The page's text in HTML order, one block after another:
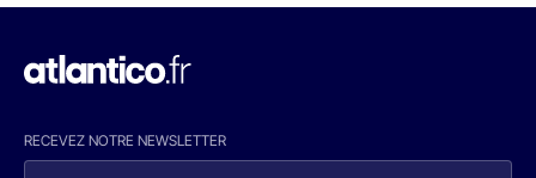
RECEVEZ NOTRE NEWSLETTER